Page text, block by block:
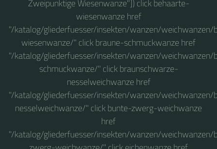
Zweipunktige Wiesenwanze"]) click behaarte-
wiesenwanze href
"/katalog/gliederfuesser/insekten/wanzen/weichwanzen/
wiesenwanze/" click braune-schmuckwanze href
"/katalog/gliederfuesser/insekten/wanzen/weichwanzen/
schmuckwanze/" click braunschwarze-
nesselweichwanze href
"/katalog/gliederfuesser/insekten/wanzen/
nesselweichwanze/" click bunte-zwerg-weichwanze
href
"/katalog/gliederfuesser/insekten/wanzen/